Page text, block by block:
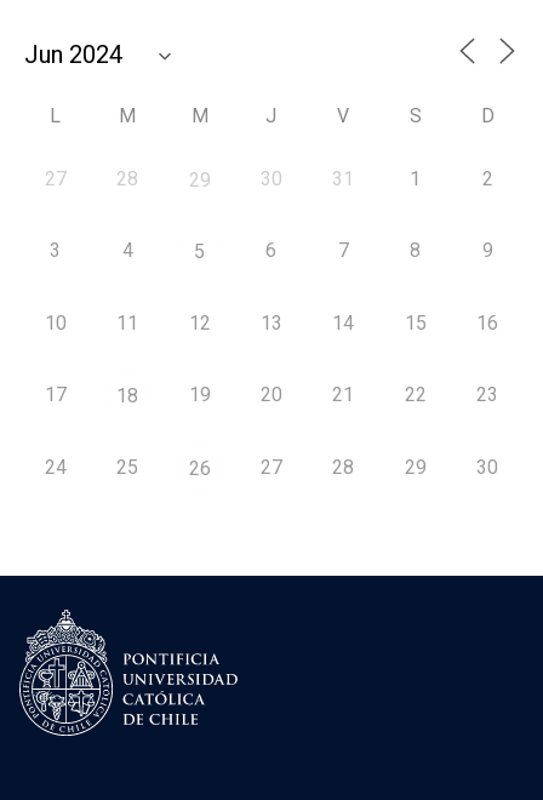
L M M J V S D
27 28 29 30 31 1 2
3 4 5 6 7 8 9
10 11 12 13 14 15 16
17 18 19 20 21 22 23
24 25 26 27 28 29 30